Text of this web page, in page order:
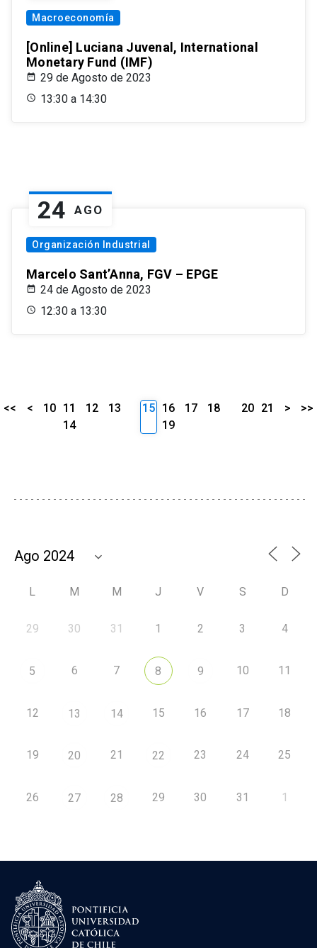
Macroeconomía
[Online] Luciana Juvenal, International
Monetary Fund (IMF)
29 de Agosto de 2023
13:30 a 14:30
24 AGO
Organización Industrial
Marcelo Sant’Anna, FGV – EPGE
24 de Agosto de 2023
12:30 a 13:30
<< < 10 11 12
13
14
15 16 17
18
19
20 21 > >>
L M M J V S D
29 30 31 1 2 3 4
5 6 7 8 9 10 11
12 13 14 15 16 17 18
19 20 21 22 23 24 25
26 27 28 29 30 31 1